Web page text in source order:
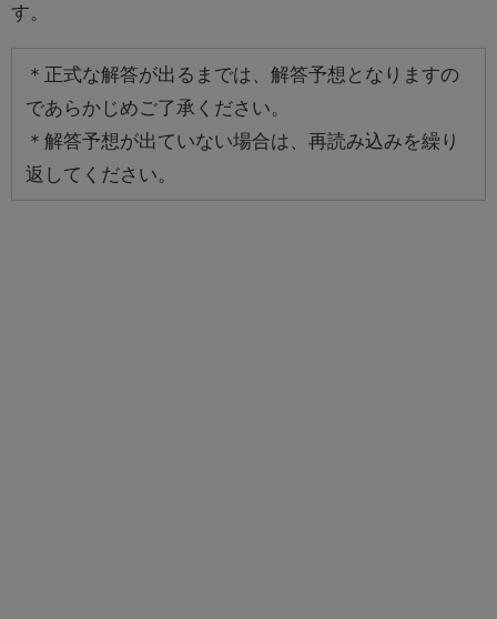
す。
＊正式な解答が出るまでは、解答予想となりますの
であらかじめご了承ください。
＊解答予想が出ていない場合は、再読み込みを繰り
返してください。